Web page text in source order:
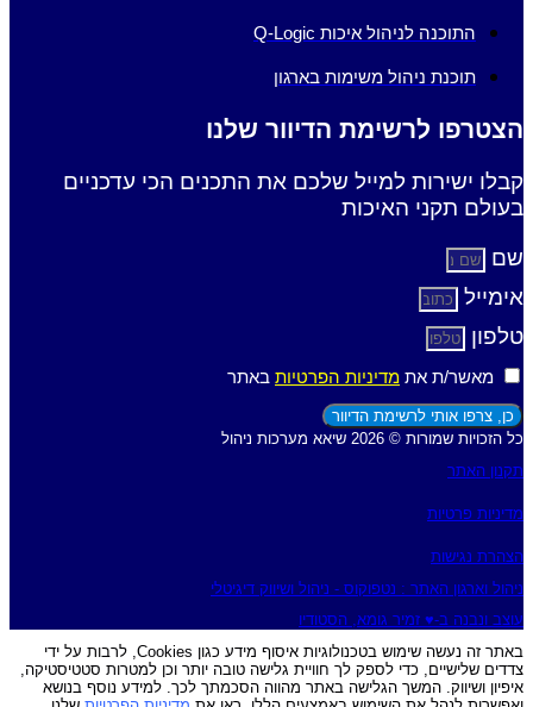
התוכנה לניהול איכות Q-Logic
תוכנת ניהול משימות בארגון
הצטרפו לרשימת הדיוור שלנו
קבלו ישירות למייל שלכם את התכנים הכי עדכניים
בעולם תקני האיכות
שם
אימייל
טלפון
מאשר/ת את מדיניות הפרטיות באתר
כן, צרפו אותי לרשימת הדיוור
כל הזכויות שמורות © 2026 שיאא מערכות ניהול
תקנון האתר
מדיניות פרטיות
הצהרת נגישות
ניהול וארגון האתר : נטפוקוס - ניהול ושיווק דיגיטלי
עוצב ונבנה ב-♥︎ זמיר גומא, הסטודיו
באתר זה נעשה שימוש בטכנולוגיות איסוף מידע כגון Cookies, לרבות על ידי
צדדים שלישיים, כדי לספק לך חוויית גלישה טובה יותר וכן למטרות סטטיסטיקה,
איפיון ושיווק. המשך הגלישה באתר מהווה הסכמתך לכך. למידע נוסף בנושא